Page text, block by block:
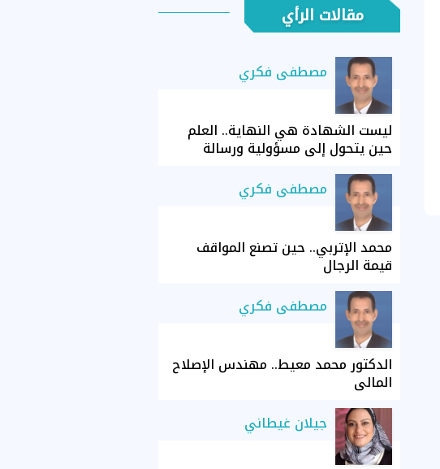
مقالات الرأي
مصطفى فكري
ليست الشهادة هي النهاية.. العلم
حين يتحول إلى مسؤولية ورسالة
مصطفى فكري
محمد الإتربي.. حين تصنع المواقف
قيمة الرجال
مصطفى فكري
الدكتور محمد معيط.. مهندس الإصلاح
المالي
جيلان غيطاني